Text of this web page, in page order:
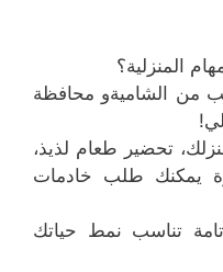
المنزلية؟
من الشاميةو محافظة
تحضير طعام لذيذ،
يمكنك طلب خادمات
تناسب نمط حياتك